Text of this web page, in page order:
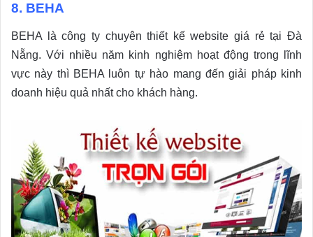
8. BEHA
BEHA là công ty chuyên thiết kế website giá rẻ tại Đà
Nẵng. Với nhiều năm kinh nghiệm hoạt động trong lĩnh
vực này thì BEHA luôn tự hào mang đến giải pháp kinh
doanh hiệu quả nhất cho khách hàng.